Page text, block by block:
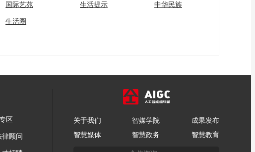
国际艺苑 生活提示 中华民族
生活圈
区
律顾问
关于我们 智媒学院
成果发布
智慧媒体
智慧政务 智慧教育